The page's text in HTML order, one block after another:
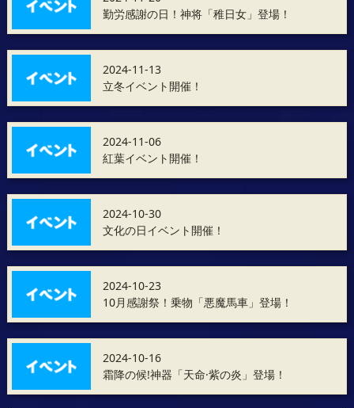
勤労感謝の日！神将「稚日女」登場！
2024-11-13
立冬イベント開催！
2024-11-06
紅葉イベント開催！
2024-10-30
文化の日イベント開催！
2024-10-23
10月感謝祭！乗物「悪魔馬車」登場！
2024-10-16
霜降の候!神器「天命·紫の炎」登場！